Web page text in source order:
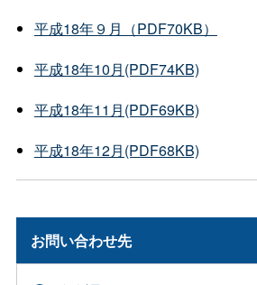
平成18年９月（PDF70KB）
平成18年10月(PDF74KB)
平成18年11月(PDF69KB)
平成18年12月(PDF68KB)
お問い合わせ先